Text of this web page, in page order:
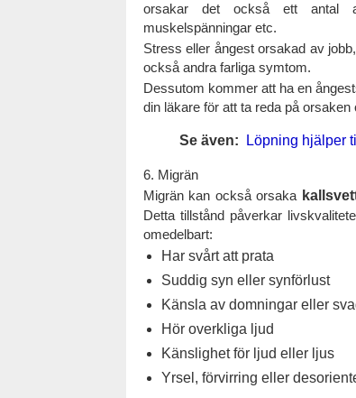
orsakar det också ett antal
muskelspänningar etc.
Stress eller ångest orsakad av
också andra farliga symtom.
Dessutom kommer att ha en
din läkare för att ta reda på orsaken
Se även: Löpning hjälper
6. Migrän
Migrän kan också orsaka
Detta tillstånd påverkar
omedelbart:
Har svårt att prata
Suddig syn eller synförlust
Känsla av domningar eller
Hör overkliga ljud
Känslighet för ljud eller ljus
Yrsel, förvirring eller